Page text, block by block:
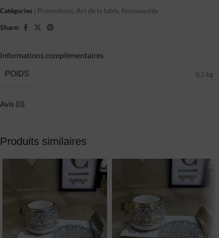
Catégories : Promotions, Art de la table, Nouveautés
Share:
Informations complémentaires
POIDS 0,5 kg
Avis (0)
Produits similaires